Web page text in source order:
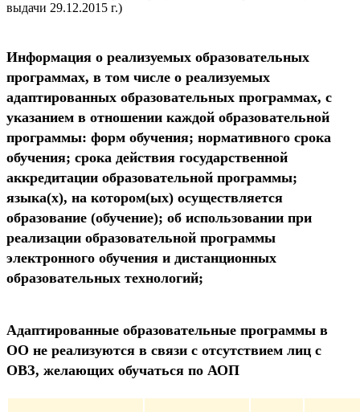
выдачи 29.12.2015 г.)
Информация о реализуемых образовательных
программах, в том числе о реализуемых
адаптированных образовательных программах, с
указанием в отношении каждой образовательной
программы: форм обучения; нормативного срока
обучения; срока действия государственной
аккредитации образовательной программы;
языка(х), на котором(ых) осуществляется
образование (обучение); об использовании при
реализации образовательной программы
электронного обучения и дистанционных
образовательных технологий;
Адаптированные образовательные программы в
ОО не реализуются в связи с отсутствием лиц с
ОВЗ, желающих обучаться по АОП